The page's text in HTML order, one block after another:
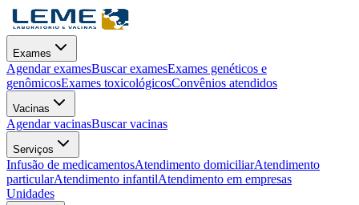
Exames
Agendar examesBuscar examesExames genéticos e
genômicosExames toxicológicosConvênios atendidos
Vacinas
Agendar vacinasBuscar vacinas
Serviços
Infusão de medicamentosAtendimento domiciliarAtendimento
particularAtendimento infantilAtendimento em empresas
Unidades